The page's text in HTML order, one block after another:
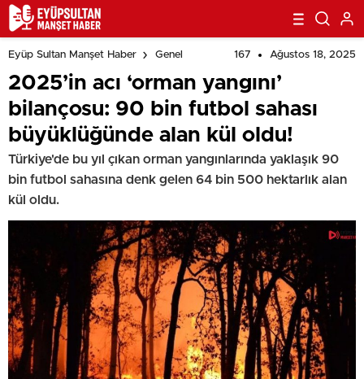
Eyüp Sultan Manşet Haber Genel 167 Ağustos 18, 2025
2025’in acı ‘orman yangını’
bilançosu: 90 bin futbol sahası
büyüklüğünde alan kül oldu!
Türkiye'de bu yıl çıkan orman yangınlarında yaklaşık 90
bin futbol sahasına denk gelen 64 bin 500 hektarlık alan
kül oldu.